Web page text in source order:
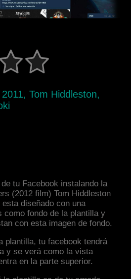
Tom Hiddleston,
tu Facebook instalando la
(2012 film) Tom Hiddleston
diseñado con una
como fondo de la plantilla y
con esta imagen de fondo.
plantilla, tu facebook tendrá
y se verá como la vista
en la parte superior.